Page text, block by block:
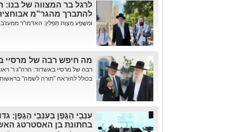
לרגל בר המצווה של בנו:
להתברך מהגר"מ
וּמִשֶּֽׁפַע מִצְוַת תְּפִלִּין: האדמו"ר
מה חיפש רבה של מרסיי
רבה של מרסיי באשדוד: הרה"ג ר'
בכולל להוראה "תורה לשמה"
עִנְבֵי הַגֶּפֶן בְּעִנְבֵי הַגֶּפֶן:
בחתונת בן האסטרטג